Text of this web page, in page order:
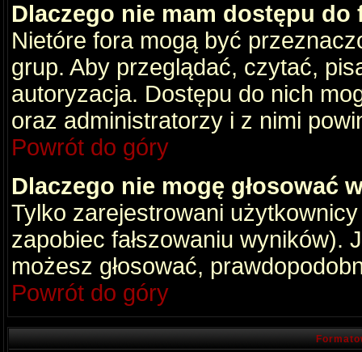
Dlaczego nie mam dostępu do
Nietóre fora mogą być
grup. Aby przeglądać, czytać,
autoryzacja. Dostępu do nich
oraz administratorzy i z nimi
Powrót do góry
Dlaczego nie mogę głosować
Tylko zarejestrowani
zapobiec fałszowaniu wyników).
możesz głosować,
Powrót do góry